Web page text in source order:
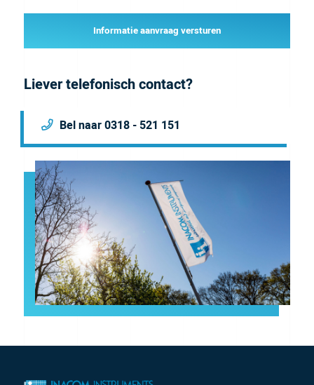
Informatie aanvraag versturen
Liever telefonisch contact?
Bel naar 0318 - 521 151